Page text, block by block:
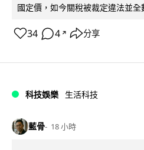
國定價，如今關稅被裁定違法並全
34 4 ↗ 分享
科技娛樂 生活科技
藍骨 18 小時